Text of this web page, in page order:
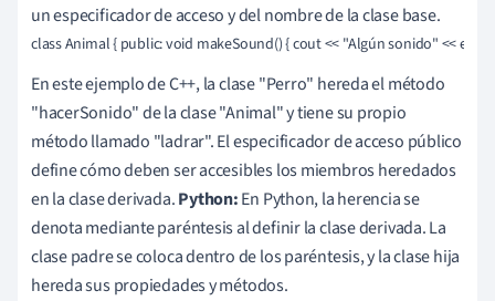
un especificador de acceso y del nombre de la clase base.
class Animal { public: void makeSound() { cout << "Algún sonido" <<
En este ejemplo de C++, la clase "Perro" hereda el método
"hacerSonido" de la clase "Animal" y tiene su propio
método llamado "ladrar". El especificador de acceso público
define cómo deben ser accesibles los miembros heredados
en la clase derivada.Python:En Python, la herencia se
denota mediante paréntesis al definir la clase derivada. La
clase padre se coloca dentro de los paréntesis, y la clase hija
hereda sus propiedades y métodos.